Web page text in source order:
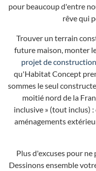
pour beaucoup d'entre
rêve qui
Trouver un terrain
future maison, monter
projet de construction
qu'Habitat Concept
sommes le seul
moitié nord de la
inclusive » (tout inclus)
aménagements
Plus d'excuses pour ne
Dessinons ensemble